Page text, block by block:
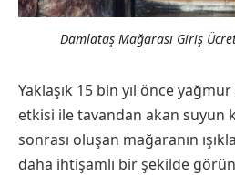
Damlataş Mağarası Giriş
Yaklaşık 15 bin yıl önce
etkisi ile tavandan akan suyun
sonrası oluşan mağaranın
daha ihtişamlı bir şekilde